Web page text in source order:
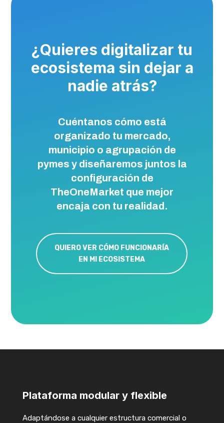
¿Quieres digitalizar tu
ecosistema sin dejar a
nadie atrás?
Cuéntanos cómo está
organizado tu mercado,
municipio o agrupación de
pymes y diseñaremos juntos la
configuración de
TheOneMarket que mejor
encaja con tu realidad.
QUIERO VER CÓMO FUNCIONARÍA
EN MI ECOSISTEMA
Plataforma modular y flexible
Adaptándose a cualquier estructura comercial o